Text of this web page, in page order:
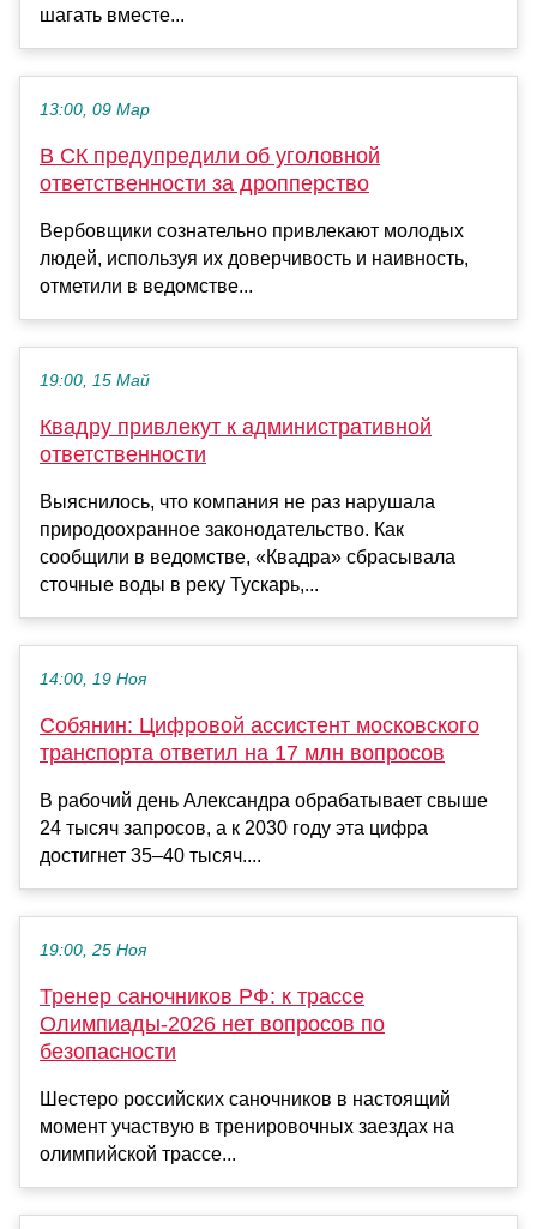
шагать вместе...
13:00, 09 Мар
В СК предупредили об уголовной
ответственности за дропперство
Вербовщики сознательно привлекают молодых
людей, используя их доверчивость и наивность,
отметили в ведомстве...
19:00, 15 Май
Квадру привлекут к административной
ответственности
Выяснилось, что компания не раз нарушала
природоохранное законодательство. Как
сообщили в ведомстве, «Квадра» сбрасывала
сточные воды в реку Тускарь,...
14:00, 19 Ноя
Собянин: Цифровой ассистент московского
транспорта ответил на 17 млн вопросов
В рабочий день Александра обрабатывает свыше
24 тысяч запросов, а к 2030 году эта цифра
достигнет 35–40 тысяч....
19:00, 25 Ноя
Тренер саночников РФ: к трассе
Олимпиады-2026 нет вопросов по
безопасности
Шестеро российских саночников в настоящий
момент участвую в тренировочных заездах на
олимпийской трассе...